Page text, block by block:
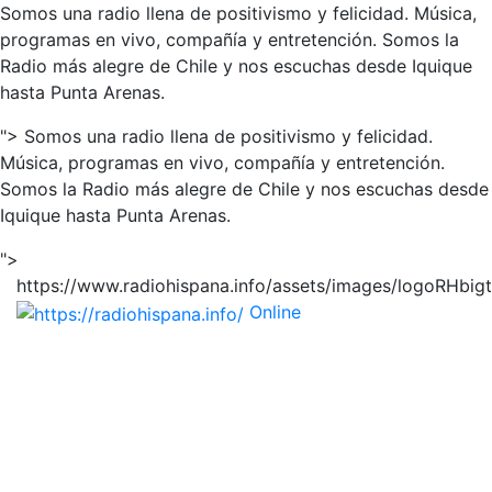
Somos una radio llena de positivismo y felicidad. Música,
programas en vivo, compañía y entretención. Somos la
Radio más alegre de Chile y nos escuchas desde Iquique
hasta Punta Arenas.
"> Somos una radio llena de positivismo y felicidad.
Música, programas en vivo, compañía y entretención.
Somos la Radio más alegre de Chile y nos escuchas desde
Iquique hasta Punta Arenas.
">
https://www.radiohispana.info/assets/images/
Online